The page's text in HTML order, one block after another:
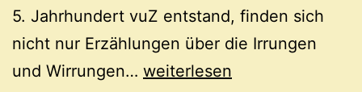
5. Jahrhundert vuZ entstand, finden sich
nicht nur Erzählungen über die Irrungen
und Wirrungen… Das
weiterlesen